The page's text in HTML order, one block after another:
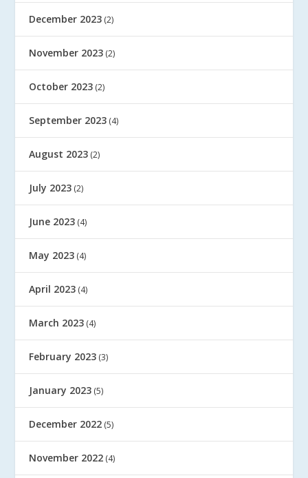
December 2023 (2)
November 2023 (2)
October 2023 (2)
September 2023 (4)
August 2023 (2)
July 2023 (2)
June 2023 (4)
May 2023 (4)
April 2023 (4)
March 2023 (4)
February 2023 (3)
January 2023 (5)
December 2022 (5)
November 2022 (4)